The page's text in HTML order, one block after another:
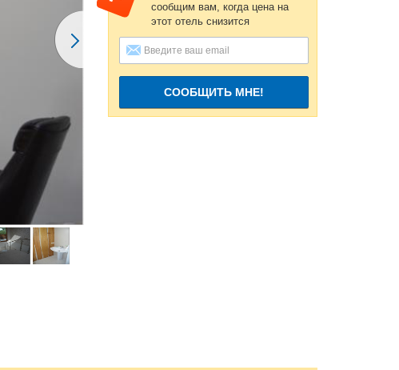
сообщим вам, когда цена на
этот отель снизится
СООБЩИТЬ МНЕ!